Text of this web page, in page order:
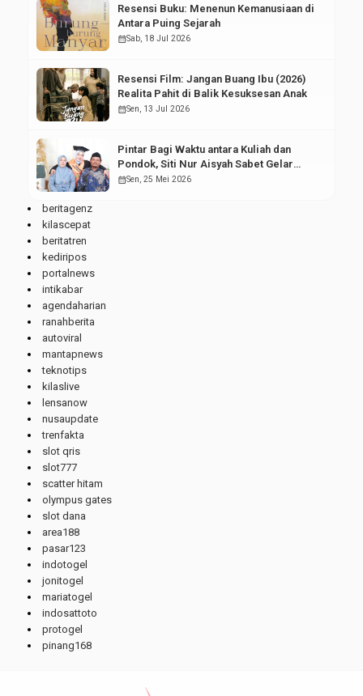
Resensi Buku: Menenun Kemanusiaan di
Antara Puing Sejarah
calendar_monthSab, 18 Jul 2026
Resensi Film: Jangan Buang Ibu (2026)
Realita Pahit di Balik Kesuksesan Anak
calendar_monthSen, 13 Jul 2026
Pintar Bagi Waktu antara Kuliah dan
Pondok, Siti Nur Aisyah Sabet Gelar
Wisudawan Terbaik
calendar_monthSen, 25 Mei 2026
beritagenz
kilascepat
beritatren
kediripos
portalnews
intikabar
agendaharian
ranahberita
autoviral
mantapnews
teknotips
kilaslive
lensanow
nusaupdate
trenfakta
slot qris
slot777
scatter hitam
olympus gates
slot dana
area188
pasar123
indotogel
jonitogel
mariatogel
indosattoto
protogel
pinang168